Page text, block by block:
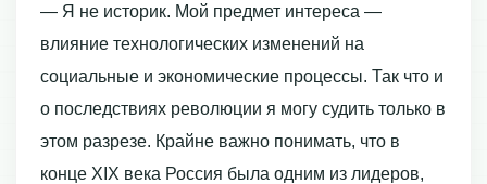
— Я не историк. Мой предмет интереса —
влияние технологических изменений на
социальные и экономические процессы. Так что и
о последствиях революции я могу судить только в
этом разрезе. Крайне важно понимать, что в
конце XIX века Россия была одним из лидеров,